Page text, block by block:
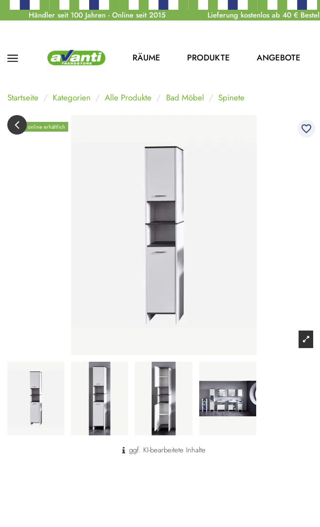
Händler seit 100 Jahren - Online seit 2015 Lieferung kostenlos ab 40 €
RÄUME PRODUKTE ANGEBOTE
Startseite Kategorien Alle Produkte Bad Möbel Spinete
Nur online erhältlich favorite_border
ggf. KI-bearbeitete Inhalte